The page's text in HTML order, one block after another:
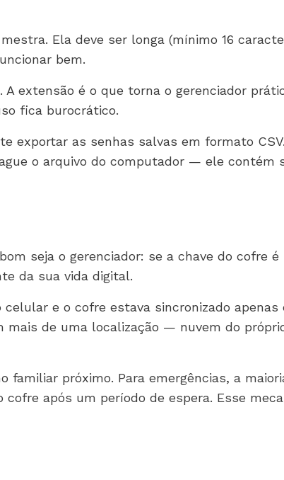
Ela deve ser longa (mínimo 16
bem.
A extensão é o que torna o gerenciador
fica burocrático.
exportar as senhas salvas em formato
o arquivo do computador — ele contém
seja o gerenciador: se a chave do cofre é
da sua vida digital.
e o cofre estava sincronizado apenas
de uma localização — nuvem do
próximo. Para emergências, a
após um período de espera. Esse